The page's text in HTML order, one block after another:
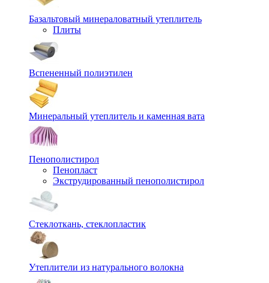
Базальтовый минераловатный утеплитель
Плиты
Вспененный полиэтилен
Минеральный утеплитель и каменная вата
Пенополистирол
Пенопласт
Экструдированный пенополистирол
Стеклоткань, стеклопластик
Утеплители из натурального волокна